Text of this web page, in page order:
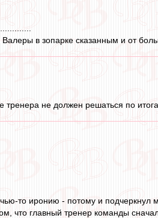
в зопарке сказанным и от
тренера не должен решаться по
то иронию - потому и подчеркнул
что главный тренер команды